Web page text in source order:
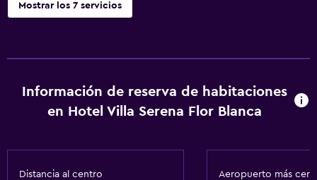
Mostrar los 7 servicios
TV por cable o vía satélite
Información de reserva de habitaciones
en Hotel Villa Serena Flor Blanca
Distancia al centro Aeropuerto más